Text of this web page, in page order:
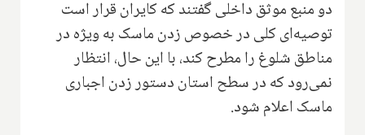
دو منبع موثق داخلی گفتند که کایران قرار است
توصیه‌ای کلی در خصوص زدن ماسک به ویژه در
مناطق شلوغ را مطرح کند، با این حال، انتظار
نمی‌رود که در سطح استان دستور زدن اجباری
ماسک اعلام شود.